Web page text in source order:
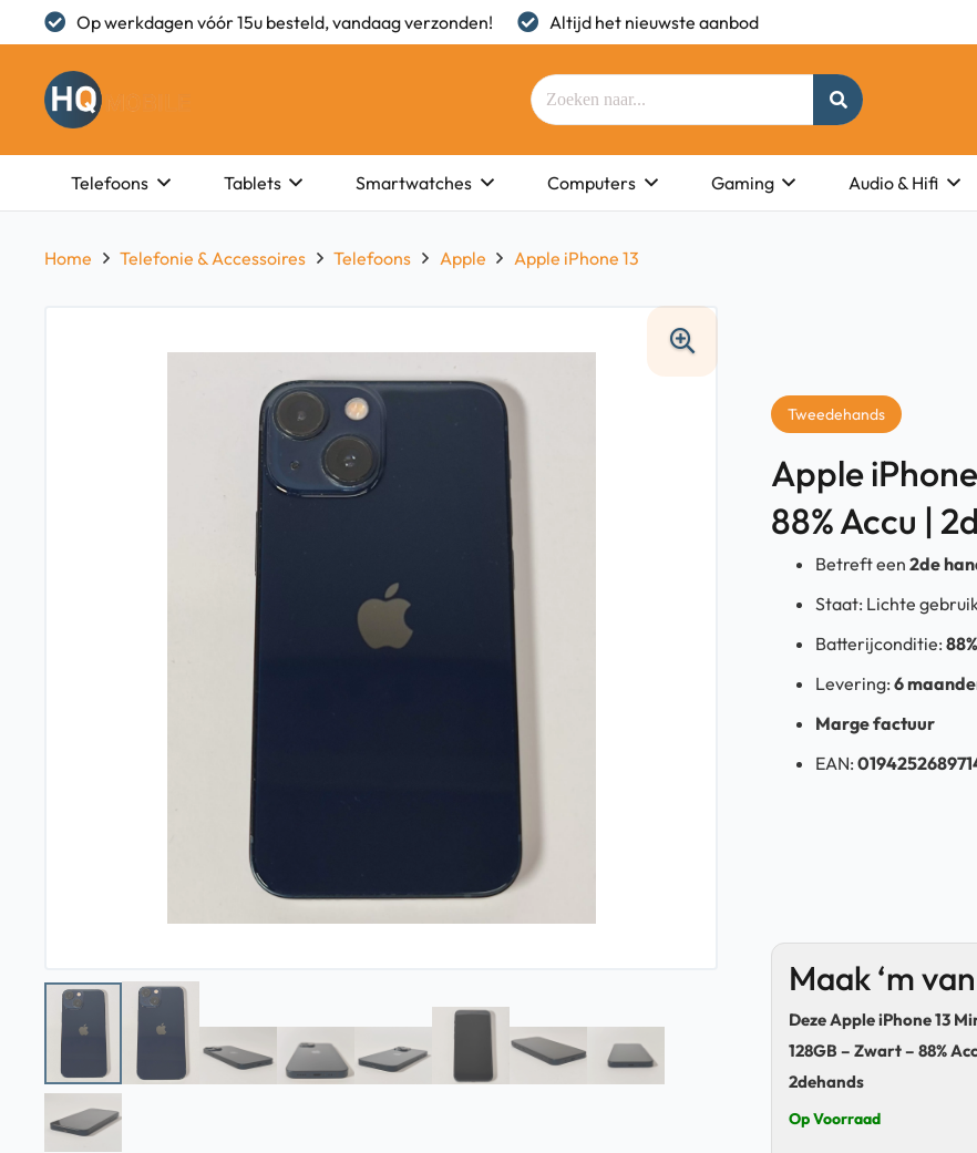
Op werkdagen vóór 15u besteld, vandaag verzonden! Altijd het nieuwste aanbod
Telefoons Tablets Smartwatches Computers Gaming Audio & Hifi
Home Telefonie & Accessoires Telefoons Apple Apple iPhone 13
Tweedehands
Apple
88% Accu |
Betreft een 2de
Staat: Lichte
Batterijconditie: 88%
Levering: 6
Marge factuur
EAN:
Maak ‘m
Deze Apple iPhone 13
128GB – Zwart – 88%
2dehands
Op Voorraad